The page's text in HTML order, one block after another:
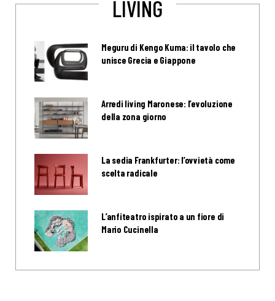
LIVING
Meguru di Kengo Kuma: il tavolo che
unisce Grecia e Giappone
Arredi living Maronese: l’evoluzione
della zona giorno
La sedia Frankfurter: l’ovvietà come
scelta radicale
L’anfiteatro ispirato a un fiore di
Mario Cucinella